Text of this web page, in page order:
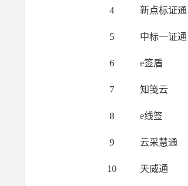
4 新点标证通
5 中标一证通
6 e签盾
7 知笺云
8 e线签
9 云采慧通
10 天威通